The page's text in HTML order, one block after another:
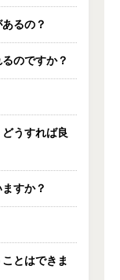
るの？
のですか？
うすれば良
すか？
とはできま